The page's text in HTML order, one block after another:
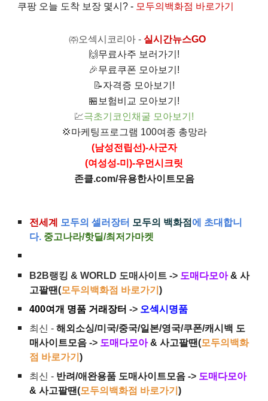
쿠팡 오늘 도착 보장 몇시? - 모두의백화점 바로가기
㈜오섹시코리아- 실시간뉴스GO
🙌 무료사주 보러가기!
🎉무료쿠폰 모아보기!
📝자격증 모아보기!
🏪 보험비교 모아보기!
💹극초기코인채굴 모아보기!
💢마케팅프로그램 100여종 총망라
(남성전립선)-사군자
(여성성-미)-우먼시크릿
존클.com/유용한사이트모음
전세계 모두의 셀러장터 모두의 백화점 에 초대합니
다. 중고나라/핫딜/최저가마켓
B2B랭킹 & WORLD 도매사이트 -> 도매다모아 & 사
고팔땐(모두의백화점 바로가기)
400여개 명품 거래장터 -> 오섹시명품
최신 -해외소싱/미국/중국/일본/영국/쿠폰/캐시백 도
매사이트모음 -> 도매다모아 & 사고팔땐(모두의백화
점 바로가기)
최신 - 반려/애완용품 도매사이트모음 -> 도매다모아
& 사고팔땐(모두의백화점 바로가기)